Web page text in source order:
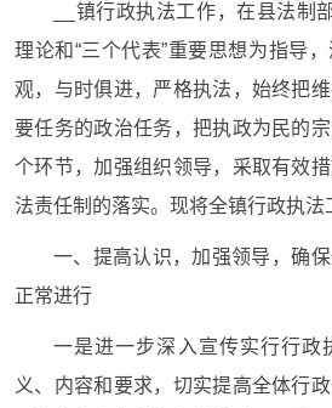
__镇行政执法工作，在县法制
理论和“三个代表”重要思想为指导
观，与时俱进，严格执法，始终把
要任务的政治任务，把执政为民的
个环节，加强组织领导，采取有效
法责任制的落实。现将全镇行政执法
一、提高认识，加强领导，确
正常进行
一是进一步深入宣传实行行政
义、内容和要求，切实提高全体行